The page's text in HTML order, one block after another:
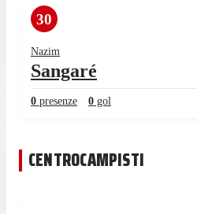
30
Nazim
Sangaré
0 presenze 0 gol
CENTROCAMPISTI